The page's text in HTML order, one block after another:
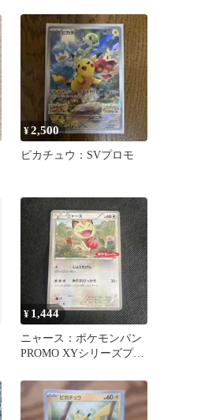
¥2,500
ピカチュウ：SVプロモ
¥ 1,444
ニャース：ポケモンパン
PROMO XYシリーズプロ
PROM…